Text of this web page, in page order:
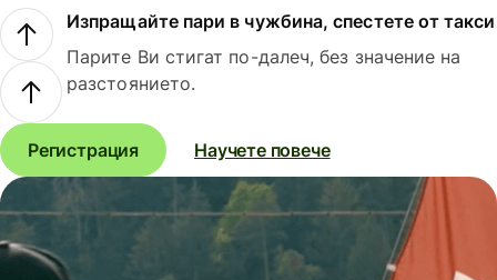
Изпращайте пари в чужбина, спестете от такси
Парите Ви стигат по-далеч, без значение на
разстоянието.
Регистрация Научете повече